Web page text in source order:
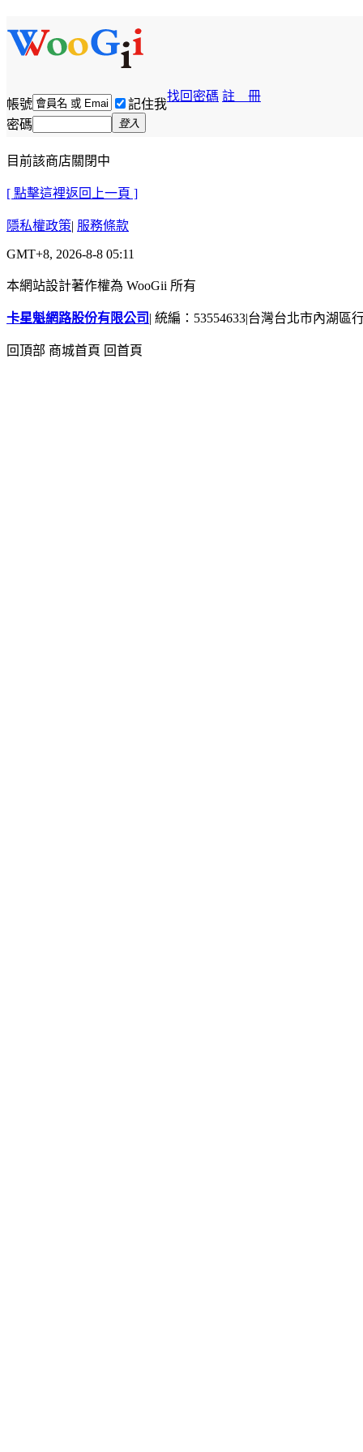
帳號 記住我
找回密碼 註 冊
密碼 登入
目前該商店關閉中
[ 點擊這裡返回上一頁 ]
隱私權政策| 服務條款
GMT+8, 2026-8-8 05:11
本網站設計著作權為 WooGii 所有
卡星魁網路股份有限公司 | 統編：53554633|台灣台北市內湖區
回頂部 商城首頁 回首頁